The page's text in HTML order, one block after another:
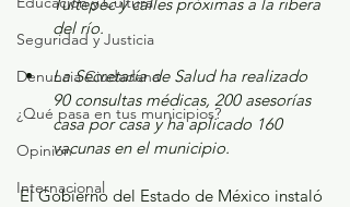
Seguridad y Justicia
Denuncia Ciudadana
¿Qué pasa en tus municipios?
Opinión
Internacional
del río.
La Secretaría de Salud ha realizado
90 consultas médicas, 200 asesorías
casa por casa y ha aplicado 160
vacunas en el municipio.
El Gobierno del Estado de México instaló